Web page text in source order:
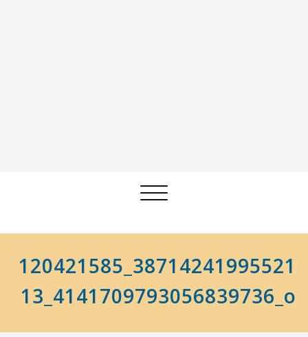
Afficher/masquer
120421585_38714241995521
13_4141709793056839736_o